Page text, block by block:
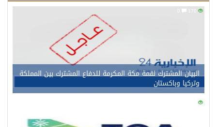
البيان المشترك لقمة مكة المكرمة للدفاع المشترك بين المملكة
وتركيا وباكستان
162